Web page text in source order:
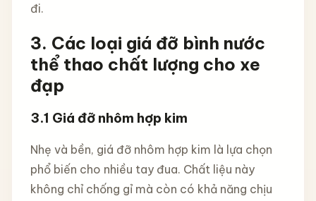
đi.
3. Các loại giá đỡ bình nước
thể thao chất lượng cho xe
đạp
3.1 Giá đỡ nhôm hợp kim
Nhẹ và bền, giá đỡ nhôm hợp kim là lựa chọn
phổ biến cho nhiều tay đua. Chất liệu này
không chỉ chống gỉ mà còn có khả năng chịu